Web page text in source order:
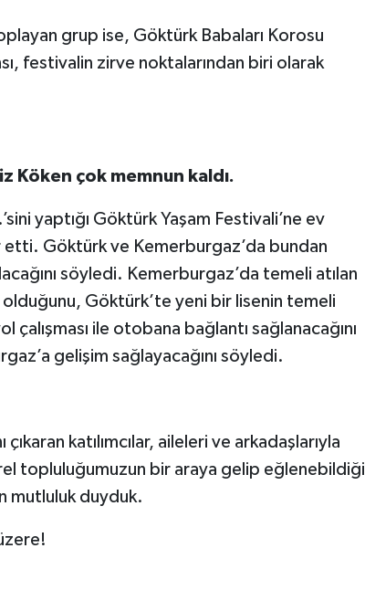
grup ise, Göktürk Babaları Korosu
festivalin zirve noktalarından biri olarak
Köken çok memnun kaldı.
yaptığı Göktürk Yaşam Festivali’ne ev
Göktürk ve Kemerburgaz’da bundan
söyledi. Kemerburgaz’da temeli atılan
Göktürk’te yeni bir lisenin temeli
çalışması ile otobana bağlantı sağlanacağını
gelişim sağlayacağını söyledi.
katılımcılar, aileleri ve arkadaşlarıyla
topluluğumuzun bir araya gelip eğlenebildiği
mutluluk duyduk.